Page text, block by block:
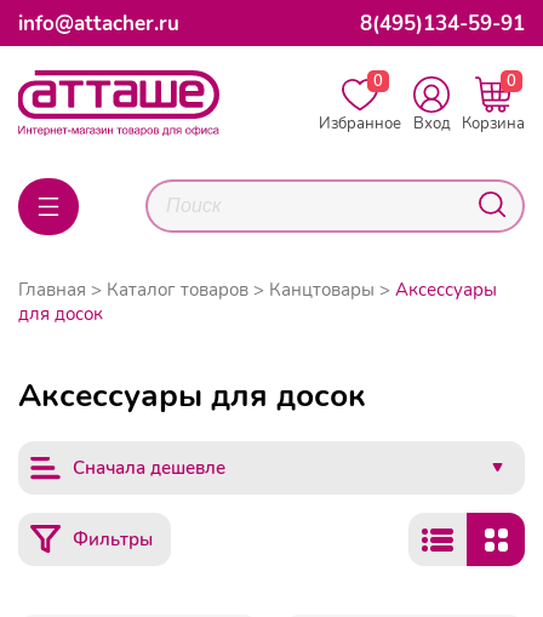
info@attacher.ru 8(495)134-59-91
0
Избранное
Вход
0
Корзина
Главная Каталог товаров Канцтовары
Аксессуары
для досок
Аксессуары для досок
Сначала дешевле
Фильтры